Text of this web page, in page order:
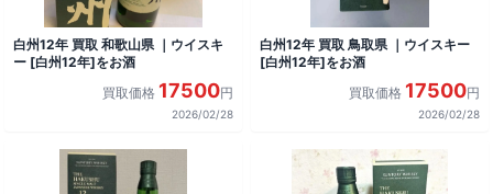
白州12年 買取 和歌山県 ｜ウイスキ
ー [白州12年]をお酒
買取価格 17500円
2026/02/28
白州12年 買取 鳥取県 ｜ウイスキー
[白州12年]をお酒
買取価格 17500円
2026/02/28